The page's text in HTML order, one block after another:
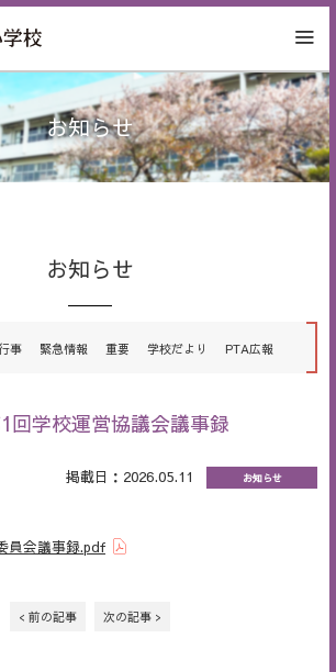
お知らせ
お知らせ
事 緊急情報 重要 学校だより PTA広報
回学校運営協議会議事録
掲載日：2026.05.11 お知らせ
員会議事録.pdf
< 前の記事 次の記事 >